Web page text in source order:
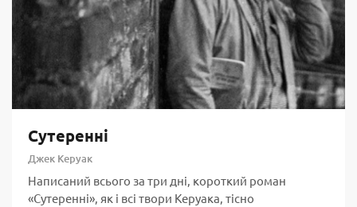
Сутеренні
Джек Керуак
Написаний всього за три дні, короткий роман
«Сутеренні», як і всі твори Керуака, тісно